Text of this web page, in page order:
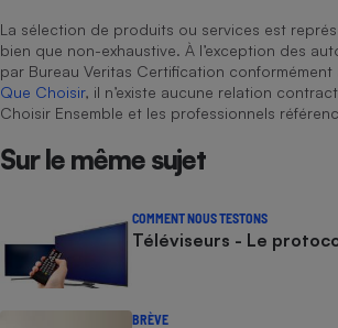
La sélection de produits ou services est
bien que non-exhaustive. À l’exception des
par Bureau Veritas Certification conformément
Que Choisir, il n’existe aucune relation
Choisir Ensemble et les professionnels
Sur le même sujet
COMMENT NOUS TESTONS
Téléviseurs - Le
BRÈVE